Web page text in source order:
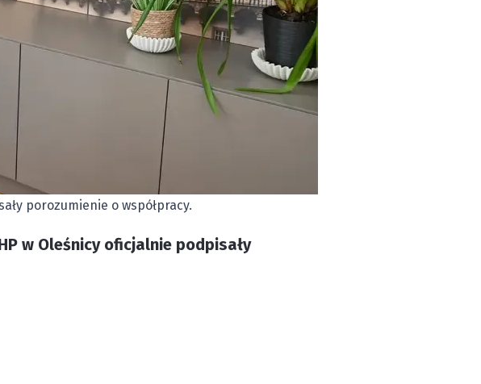
porozumienie o współpracy.
w Oleśnicy oficjalnie podpisały